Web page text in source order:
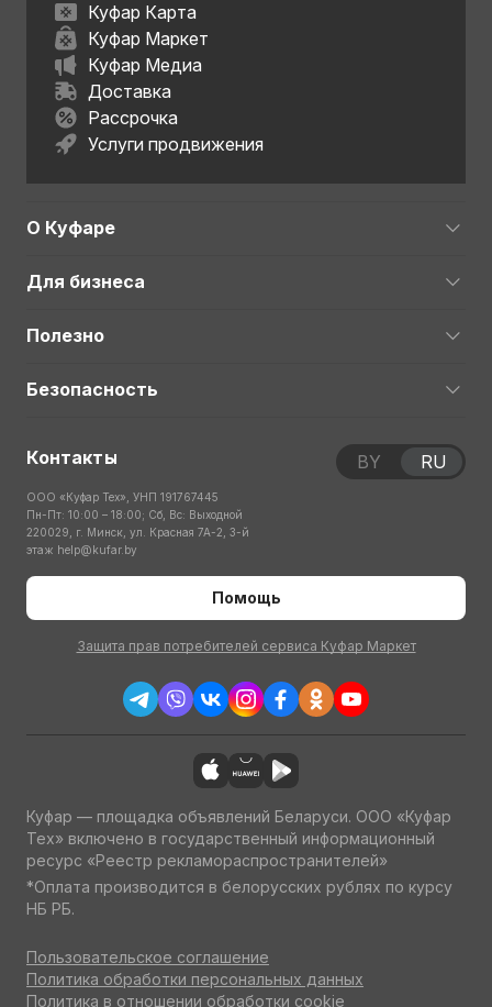
Куфар Карта
Куфар Маркет
Куфар Медиа
Доставка
Рассрочка
Услуги продвижения
О Куфаре
Для бизнеса
Полезно
Безопасность
Контакты
ООО «Куфар Тех», УНП 191767445
Пн-Пт: 10:00 – 18:00; Сб, Вс: Выходной
220029, г. Минск, ул. Красная 7А-2, 3-й
этаж help@kufar.by
Помощь
Защита прав потребителей сервиса Куфар Маркет
BY RU
Куфар — площадка объявлений Беларуси. ООО «Куфар
Тех» включено в государственный информационный
ресурс «Реестр рекламораспространителей»
*Оплата производится в белорусских рублях по курсу
НБ РБ.
Пользовательское соглашение
Политика обработки персональных данных
Политика в отношении обработки cookie